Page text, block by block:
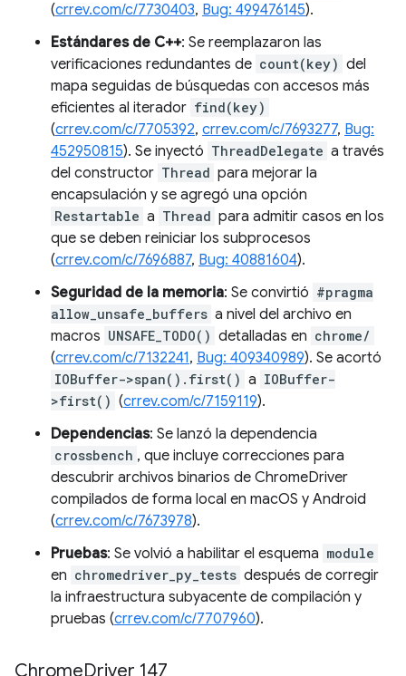
(crrev.com/c/7730403, Bug: 499476145).
Estándares de C++: Se reemplazaron las
verificaciones redundantes de count(key) del
mapa seguidas de búsquedas con accesos más
eficientes al iterador find(key)
(crrev.com/c/7705392, crrev.com/c/7693277, Bug:
452950815). Se inyectó ThreadDelegate a través
del constructor Thread para mejorar la
encapsulación y se agregó una opción
Restartable a Thread para admitir casos en los
que se deben reiniciar los subprocesos
(crrev.com/c/7696887, Bug: 40881604).
Seguridad de la memoria: Se convirtió #pragma
allow_unsafe_buffers a nivel del archivo en
macros UNSAFE_TODO() detalladas en chrome/
(crrev.com/c/7132241, Bug: 409340989). Se acortó
IOBuffer->span().first() a IOBuffer-
>first() (crrev.com/c/7159119).
Dependencias: Se lanzó la dependencia
crossbench , que incluye correcciones para
descubrir archivos binarios de ChromeDriver
compilados de forma local en macOS y Android
(crrev.com/c/7673978).
Pruebas: Se volvió a habilitar el esquema module
en chromedriver_py_tests después de corregir
la infraestructura subyacente de compilación y
pruebas (crrev.com/c/7707960).
ChromeDriver 147